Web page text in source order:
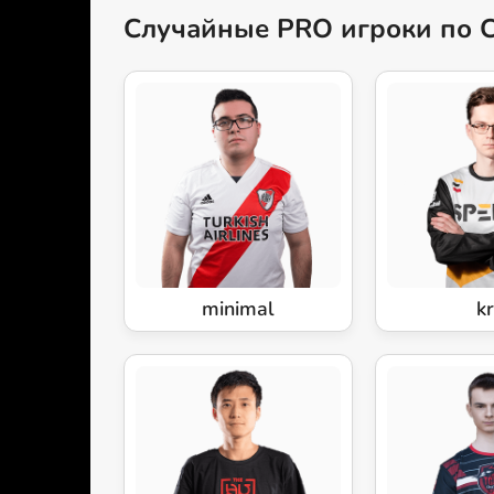
Случайные PRO игроки по
minimal